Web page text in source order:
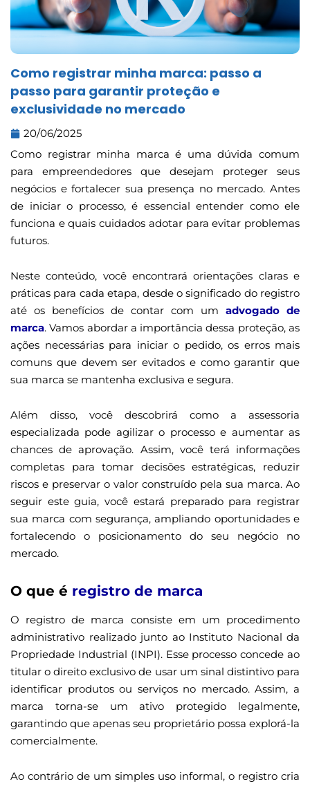
Como registrar minha marca: passo a
passo para garantir proteção e
exclusividade no mercado
20/06/2025
Como registrar minha marca é uma dúvida comum
para empreendedores que desejam proteger seus
negócios e fortalecer sua presença no mercado. Antes
de iniciar o processo, é essencial entender como ele
funciona e quais cuidados adotar para evitar problemas
futuros.
Neste conteúdo, você encontrará orientações claras e
práticas para cada etapa, desde o significado do registro
até os benefícios de contar com um advogado de
marca. Vamos abordar a importância dessa proteção, as
ações necessárias para iniciar o pedido, os erros mais
comuns que devem ser evitados e como garantir que
sua marca se mantenha exclusiva e segura.
Além disso, você descobrirá como a assessoria
especializada pode agilizar o processo e aumentar as
chances de aprovação. Assim, você terá informações
completas para tomar decisões estratégicas, reduzir
riscos e preservar o valor construído pela sua marca. Ao
seguir este guia, você estará preparado para registrar
sua marca com segurança, ampliando oportunidades e
fortalecendo o posicionamento do seu negócio no
mercado.
O que é registro de marca
O registro de marca consiste em um procedimento
administrativo realizado junto ao Instituto Nacional da
Propriedade Industrial (INPI). Esse processo concede ao
titular o direito exclusivo de usar um sinal distintivo para
identificar produtos ou serviços no mercado. Assim, a
marca torna-se um ativo protegido legalmente,
garantindo que apenas seu proprietário possa explorá-la
comercialmente.
Ao contrário de um simples uso informal, o registro cria